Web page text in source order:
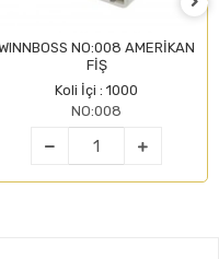
NO:008 AMERİKAN
FİŞ
Koli İçi : 1000
NO:008